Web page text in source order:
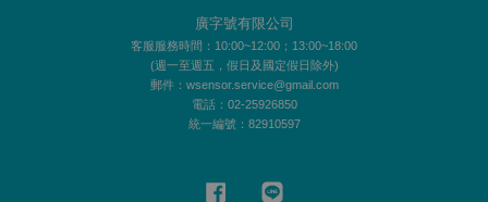
廣字號有限公司
客服服務時間：10:00~12:00；13:00~18:00
(週一至週五，假日及國定假日除外)
郵件：wsensor.service@gmail.com
電話：02-25926850
統一編號：82910597
Facebook